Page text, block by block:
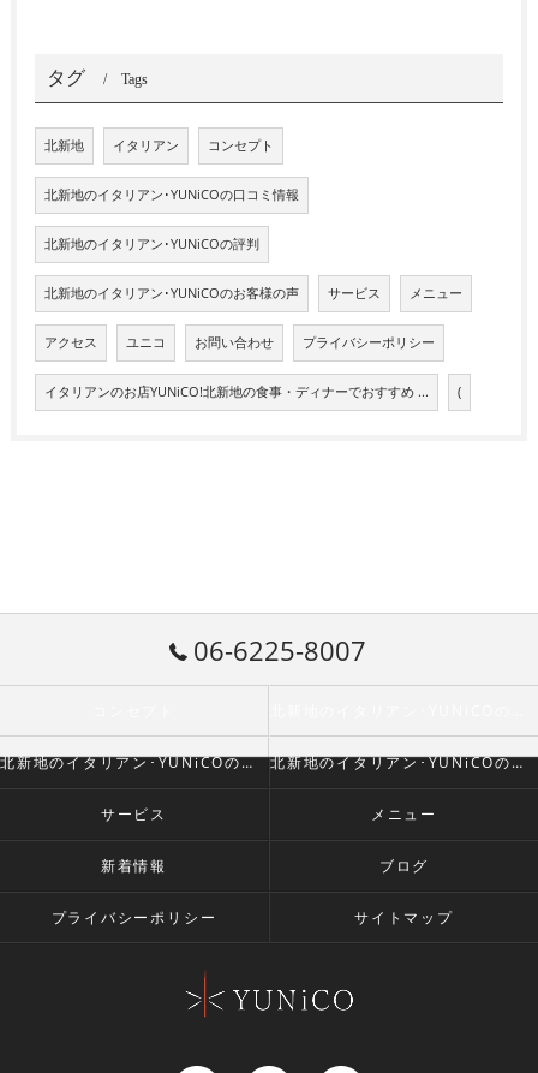
タグ Tags
北新地 イタリアン コンセプト
北新地のイタリアン･YUNiCOの口コミ情報
北新地のイタリアン･YUNiCOの評判
北新地のイタリアン･YUNiCOのお客様の声 サービス メニュー
アクセス ユニコ お問い合わせ プライバシーポリシー
イタリアンのお店YUNiCO!北新地の食事・ディナーでおすすめ ... (
06-6225-8007
北新地のイタリアン･YUNiCOの評判 北新地のイタリアン･YUNiCOのお客様の声
サービス メニュー
新着情報 ブログ
プライバシーポリシー サイトマップ